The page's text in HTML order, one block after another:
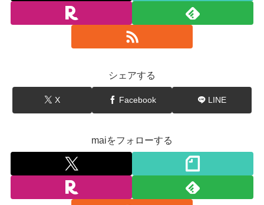
シェアする
X Facebook LINE
maiをフォローする